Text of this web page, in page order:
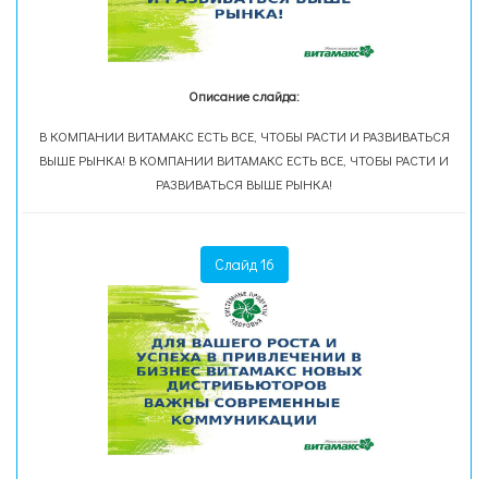
Описание слайда:
В КОМПАНИИ ВИТАМАКС ЕСТЬ ВСЕ, ЧТОБЫ РАСТИ И РАЗВИВАТЬСЯ
ВЫШЕ РЫНКА! В КОМПАНИИ ВИТАМАКС ЕСТЬ ВСЕ, ЧТОБЫ РАСТИ И
РАЗВИВАТЬСЯ ВЫШЕ РЫНКА!
Слайд 16